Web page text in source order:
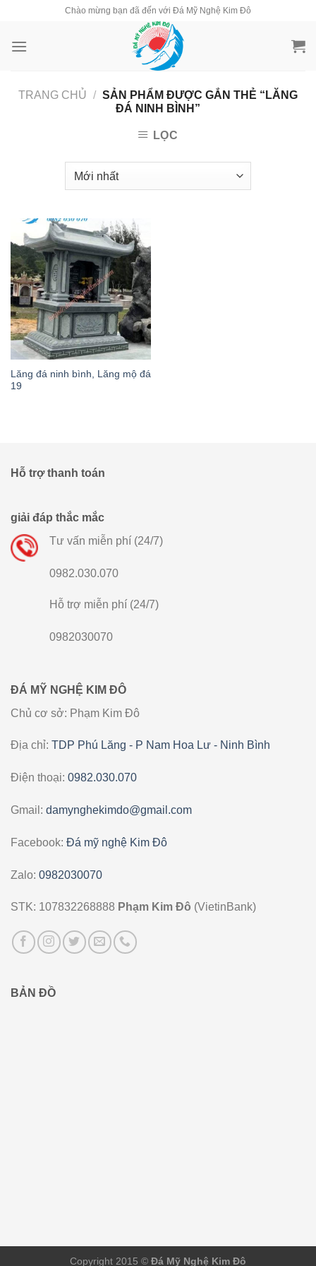
content
Chào mừng bạn đã đến với Đá Mỹ Nghệ Kim Đô
TRANG CHỦ / SẢN PHẨM ĐƯỢC GẮN THẺ “LĂNG
ĐÁ NINH BÌNH”
LỌC
Lăng đá ninh bình, Lăng mộ đá
19
Hỗ trợ thanh toán
giải đáp thắc mắc
Tư vấn miễn phí (24/7)
0982.030.070
Hỗ trợ miễn phí (24/7)
0982030070
ĐÁ MỸ NGHỆ KIM ĐÔ
Chủ cơ sở: Phạm Kim Đô
Địa chỉ: TDP Phú Lăng - P Nam Hoa Lư - Ninh Bình
Điện thoại: 0982.030.070
Gmail: damynghekimdo@gmail.com
Facebook: Đá mỹ nghệ Kim Đô
Zalo: 0982030070
STK: 107832268888 Phạm Kim Đô (VietinBank)
BẢN ĐỒ
Copyright 2015 © Đá Mỹ Nghệ Kim Đô